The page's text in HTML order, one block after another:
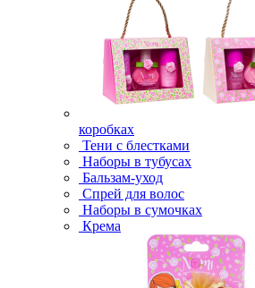
коробках
Тени с блестками
Наборы в тубусах
Бальзам-уход
Спрей для волос
Наборы в сумочках
Крема